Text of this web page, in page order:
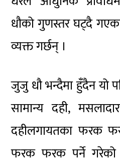
धौको गुणस्तर घट्दै
व्यक्त गर्छन् ।
जुजु धौ भन्दैमा हुँदैन यो
सामान्य दही,
दहीलगायतका फरक
फरक फरक पर्ने